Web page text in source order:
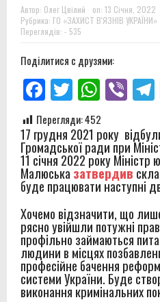
Автор: Олег Цвілий on: 13 Січня, 2022
Рубрика: ГО «ЗАХИСТ В'ЯЗНІВ УКРАЇНИ»
Переглядів: - 535
Поділитися с друзями:
Facebook
Twitter
Перегляди:452
17 грудня 2021 року
Громадської ради при
11 січня 2022 року Міністр
Малюська затвердив
буде працювати наступні
Хочемо відзначити, що
рясно увійшли потужні
профільно займаються
людини в місцях
професійне бачення
системи України. Буде
виконання кримінальних